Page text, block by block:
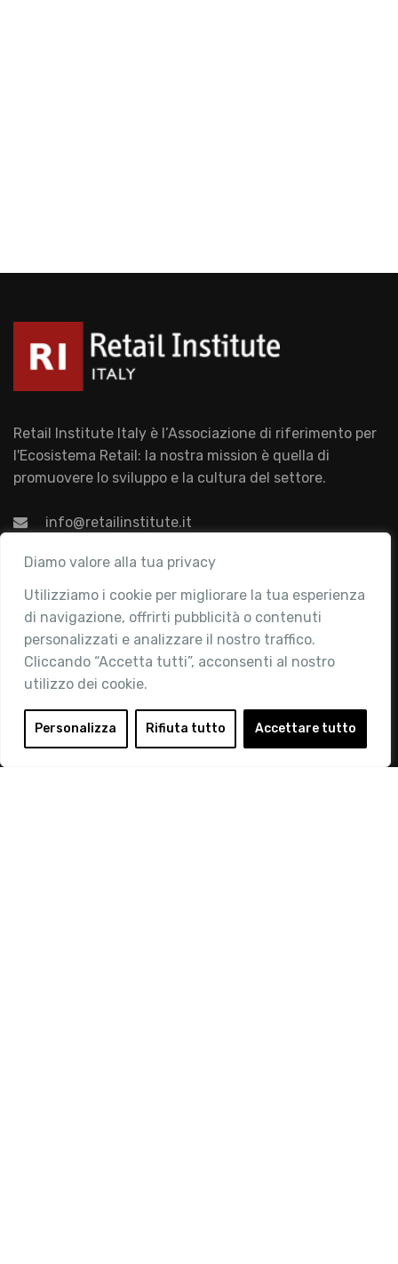
Diamo valore alla tua privacy
Utilizziamo i cookie per migliorare la tua esperienza
di navigazione, offrirti pubblicità o contenuti
personalizzati e analizzare il nostro traffico.
Cliccando “Accetta tutti”, acconsenti al nostro
utilizzo dei cookie.
Personalizza Rifiuta tutto Accettare tutto
Retail Institute Italy è l’Associazione di riferimento per
l'Ecosistema Retail: la nostra mission è quella di
promuovere lo sviluppo e la cultura del settore.
info@retailinstitute.it
Associazione
Chi siamo
Attività
Contatti
Area Riservata
Login
Diventa Socio